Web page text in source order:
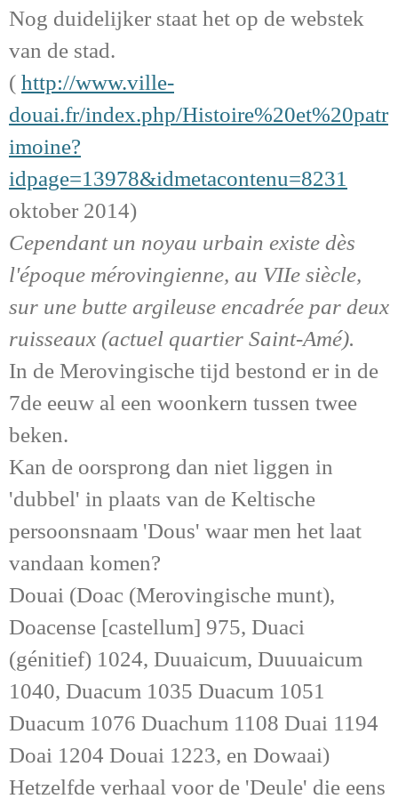
Nog duidelijker staat het op de webstek
van de stad.
( http://www.ville-
douai.fr/index.php/Histoire%20et%20patr
imoine?
idpage=13978&idmetacontenu=8231
oktober 2014)
Cependant un noyau urbain existe dès
l'époque mérovingienne, au VIIe siècle,
sur une butte argileuse encadrée par deux
ruisseaux (actuel quartier Saint-Amé).
In de Merovingische tijd bestond er in de
7de eeuw al een woonkern tussen twee
beken.
Kan de oorsprong dan niet liggen in
'dubbel' in plaats van de Keltische
persoonsnaam 'Dous' waar men het laat
vandaan komen?
Douai (Doac (Merovingische munt),
Doacense [castellum] 975, Duaci
(génitief) 1024, Duuaicum, Duuuaicum
1040, Duacum 1035 Duacum 1051
Duacum 1076 Duachum 1108 Duai 1194
Doai 1204 Douai 1223, en Dowaai)
Hetzelfde verhaal voor de 'Deule' die eens